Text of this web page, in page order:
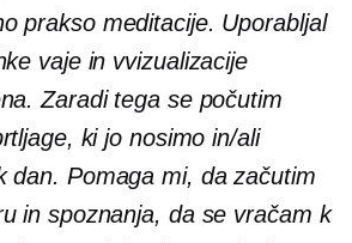
prakso meditacije. Uporabljal
vaje in vvizualizacije
Zaradi tega se počutim
ki jo nosimo in/ali
dan. Pomaga mi, da začutim
in spoznanja, da se vračam k